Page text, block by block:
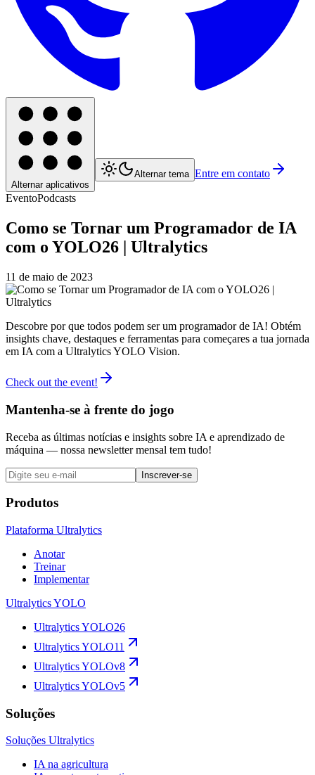
Alternar aplicativos
Alternar tema Entre em contato
EventoPodcasts
Como se Tornar um Programador de IA
com o YOLO26 | Ultralytics
11 de maio de 2023
Descobre por que todos podem ser um programador de IA! Obtém
insights chave, destaques e ferramentas para começares a tua jornada
em IA com a Ultralytics YOLO Vision.
Check out the event!
Mantenha-se à frente do jogo
Receba as últimas notícias e insights sobre IA e aprendizado de
máquina — nossa newsletter mensal tem tudo!
Inscrever-se
Produtos
Plataforma Ultralytics
Anotar
Treinar
Implementar
Ultralytics YOLO
Ultralytics YOLO26
Ultralytics YOLO11
Ultralytics YOLOv8
Ultralytics YOLOv5
Soluções
Soluções Ultralytics
IA na agricultura